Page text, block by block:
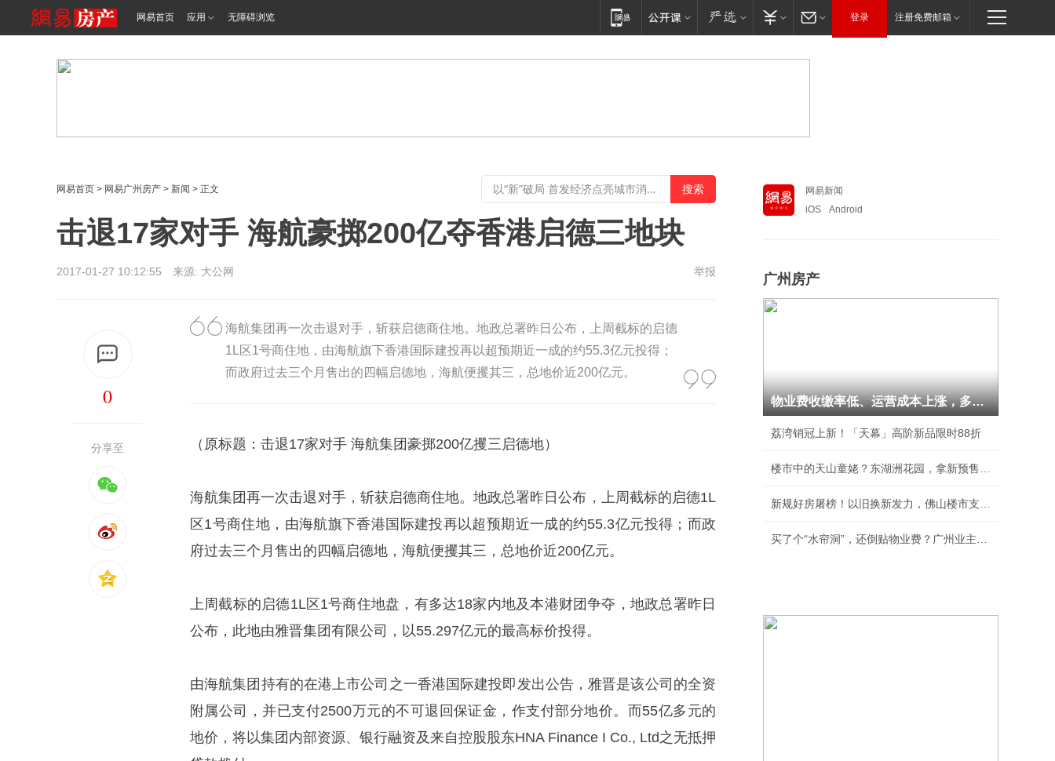
网易首页 应用 无障碍浏览 登录 注册免费邮箱
网易首页 > 网易广州房产 > 新闻 > 正文
击退17家对手 海航豪掷200亿夺香港启德三地块
2017-01-27 10:12:55 来源: 大公网 举报
0
分享至
海航集团再一次击退对手，斩获启德商住地。地政总署昨日公布，上周截标的启德
1L区1号商住地，由海航旗下香港国际建投再以超预期近一成的约55.3亿元投得；
而政府过去三个月售出的四幅启德地，海航便攫其三，总地价近200亿元。
（原标题：击退17家对手 海航集团豪掷200亿攫三启德地）
海航集团再一次击退对手，斩获启德商住地。地政总署昨日公布，上周截标的启德1L
区1号商住地，由海航旗下香港国际建投再以超预期近一成的约55.3亿元投得；而政
府过去三个月售出的四幅启德地，海航便攫其三，总地价近200亿元。
上周截标的启德1L区1号商住地盘，有多达18家内地及本港财团争夺，地政总署昨日
公布，此地由雅晋集团有限公司，以55.297亿元的最高标价投得。
由海航集团持有的在港上市公司之一香港国际建投即发出公告，雅晋是该公司的全资
附属公司，并已支付2500万元的不可退回保证金，作支付部分地价。而55亿多元的
地价，将以集团内部资源、银行融资及来自控股股东HNA Finance I Co., Ltd之无抵押
网易新闻
iOS
Android
广州房产
物业费收缴率低、运营成本上涨，多个物业公司主
荔湾销冠上新！「天幕」高阶新品限时88折